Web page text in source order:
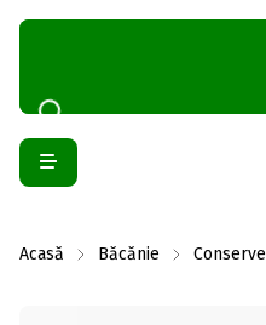
Acasă Băcănie Conserve